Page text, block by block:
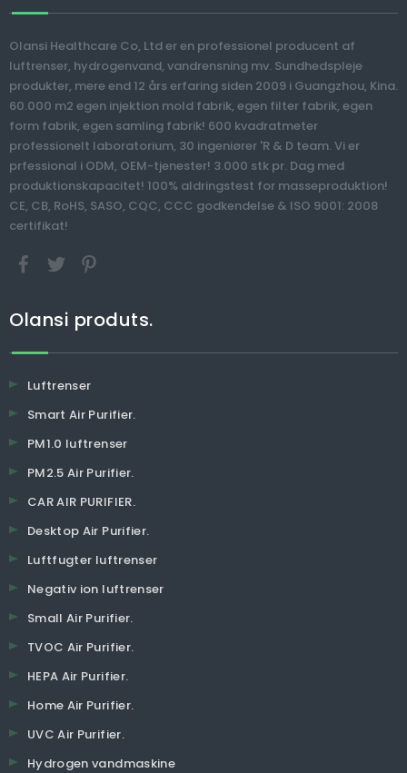
Kommerciel
400gpd Alkalisk
Vandmaskine
Vandrenser Reverse
Osmosis Filter
Drikkevand Purifier
Machine
Hydrogen vand
krukke tumbler
bærbar elektrisk
360ml hydrogen rig
vand ionizer maker
Olansi Healthcare Co, Ltd er en professionel producent af
luftrenser, hydrogenvand, vandrensning mv. Sundhedspleje
produkter, mere end 12 års erfaring siden 2009 i Guangzhou, Kina.
60.000 m2 egen injektion mold fabrik, egen filter fabrik, egen
form fabrik, egen samling fabrik! 600 kvadratmeter
professionelt laboratorium, 30 ingeniører 'R & D team. Vi er
prfessional i ODM, OEM-tjenester! 3.000 stk pr. Dag med
produktionskapacitet! 100% aldringstest for masseproduktion!
CE, CB, RoHS, SASO, CQC, CCC godkendelse & ISO 9001: 2008
certifikat!
Olansi produts.
Luftrenser
Smart Air Purifier.
PM1.0 luftrenser
PM2.5 Air Purifier.
CAR AIR PURIFIER.
Desktop Air Purifier.
Luftfugter luftrenser
Negativ ion luftrenser
Small Air Purifier.
TVOC Air Purifier.
HEPA Air Purifier.
Home Air Purifier.
UVC Air Purifier.
Hydrogen vandmaskine